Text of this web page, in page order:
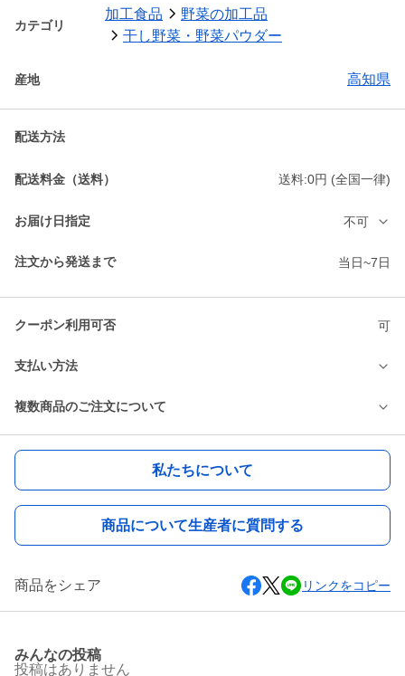
カテゴリ
加工食品
野菜の加工品
干し野菜・野菜パウダー
産地 高知県
配送方法
配送料金（送料） 送料:0円 (全国一律)
お届け日指定 不可
注文から発送まで 当日~7日
クーポン利用可否 可
支払い方法
複数商品のご注文について
私たちについて
商品について生産者に質問する
商品をシェア リンクをコピー
みんなの投稿
投稿はありません